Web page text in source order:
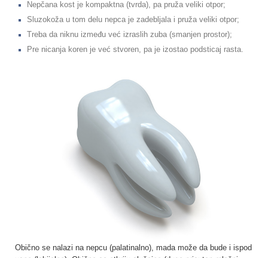
Nepčana kost je kompaktna (tvrda), pa pruža veliki otpor;
Sluzokoža u tom delu nepca je zadebljala i pruža veliki otpor;
Treba da niknu između već izraslih zuba (smanjen prostor);
Pre nicanja koren je već stvoren, pa je izostao podsticaj rasta.
Obično se nalazi na nepcu (palatinalno), mada može da bude i ispod